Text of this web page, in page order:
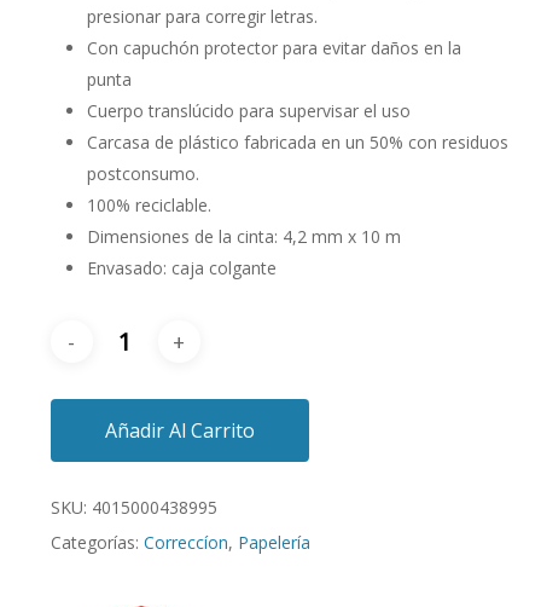
presionar para corregir letras.
Con capuchón protector para evitar daños en la
punta
Cuerpo translúcido para supervisar el uso
Carcasa de plástico fabricada en un 50% con residuos
postconsumo.
100% reciclable.
Dimensiones de la cinta: 4,2 mm x 10 m
Envasado: caja colgante
Añadir Al Carrito
SKU: 4015000438995
Categorías: Correccíon, Papelería